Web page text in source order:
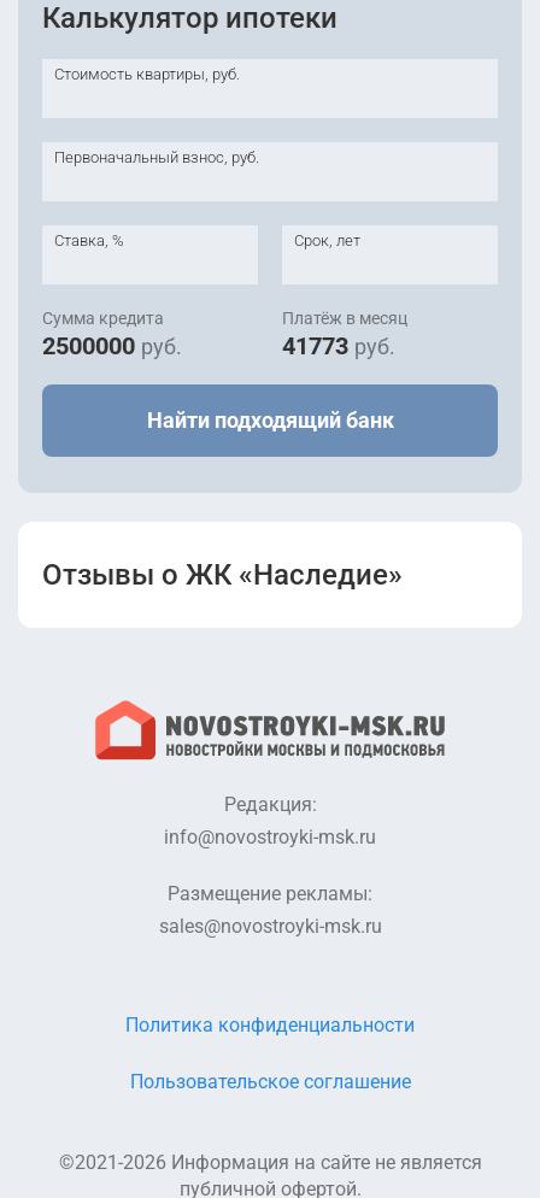
Калькулятор ипотеки
Стоимость квартиры, руб.
Первоначальный взнос, руб.
Ставка, % Срок, лет
Сумма кредита
2500000 руб.
Платёж в месяц
41773 руб.
Найти подходящий банк
Отзывы о ЖК «Наследие»
Редакция:
info@novostroyki-msk.ru
Размещение рекламы:
sales@novostroyki-msk.ru
©2021-2026 Информация на сайте не является
публичной офертой.
Пользовательское соглашение
Политика конфиденциальности